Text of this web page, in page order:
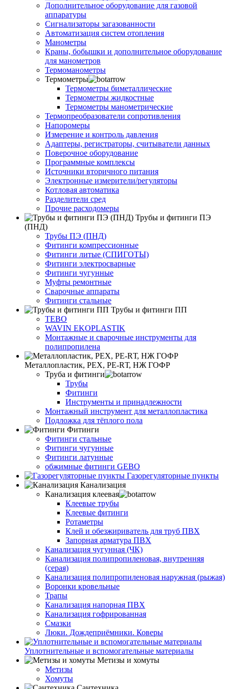
Дополнительное оборудование для газовой
аппаратуры
Сигнализаторы загазованности
Автоматизация систем отопления
Манометры
Краны, бобышки и дополнительное оборудование
для манометров
Термоманометры
Термометры
Термометры биметаллические
Термометры жидкостные
Термометры манометрические
Термопреобразователи сопротивления
Напоромеры
Измерение и контроль давления
Адаптеры, регистраторы, считыватели данных
Поверочное оборудование
Программные комплексы
Источники вторичного питания
Электронные измерители/регуляторы
Котловая автоматика
Разделители сред
Прочие расходомеры
Трубы и фитинги ПЭ
(ПНД)
Трубы ПЭ (ПНД)
Фитинги компрессионные
Фитинги литые (СПИГОТЫ)
Фитинги электросварные
Фитинги чугунные
Муфты ремонтные
Сварочные аппараты
Фитинги стальные
Трубы и фитинги ПП
TEBO
WAVIN EKOPLASTIK
Монтажные и сварочные инструменты для
полипропилена
Металлопластик, РЕХ, РЕ-RТ, НЖ ГОФР
Труба и фитинги
Трубы
Фитинги
Инструменты и принадлежности
Монтажный инструмент для металлопластика
Подложка для тёплого пола
Фитинги
Фитинги стальные
Фитинги чугунные
Фитинги латунные
обжимные фитинги GEBO
Газорегуляторные пункты
Канализация
Канализация клеевая
Клеевые трубы
Клеевые фитинги
Ротаметры
Клей и обезжириватель для труб ПВХ
Запорная арматура ПВХ
Канализация чугунная (ЧК)
Канализация полипропиленовая, внутренняя
(серая)
Канализация полипропиленовая наружная (рыжая)
Воронки кровельные
Трапы
Канализация напорная ПВХ
Канализация гофрированная
Смазки
Люки. Дождеприёмники. Коверы
Уплотнительные и вспомогательные материалы
Метизы и хомуты
Метизы
Хомуты